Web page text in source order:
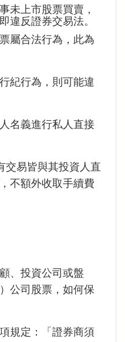
未上市股票買賣，
違反證券交易法。
屬合法行為，此為
紀行為，則可能違
名義進行私人直接
交易皆與其投資人直
不額外收取手續費
、投資公司或盤
公司股票，如何保
規定：「證券商須